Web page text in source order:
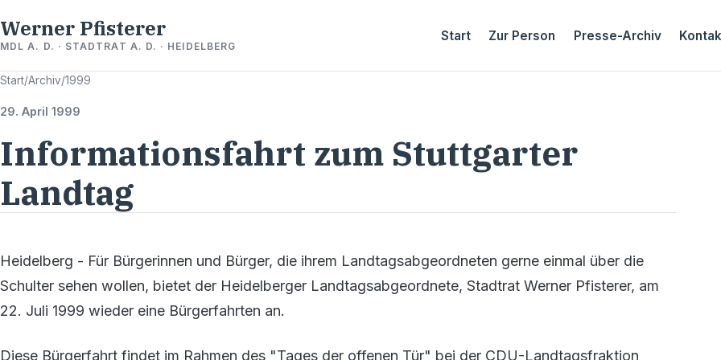
Werner Pfisterer
MDL A. D. · STADTRAT A. D. · HEIDELBERG
Start Zur Person Presse-Archiv
Start/Archiv/1999
29. April 1999
Informationsfahrt zum Stuttgarter
Landtag
Heidelberg - Für Bürgerinnen und Bürger, die ihrem Landtagsabgeordneten gerne einmal über die
Schulter sehen wollen, bietet der Heidelberger Landtagsabgeordnete, Stadtrat Werner Pfisterer, am
22. Juli 1999 wieder eine Bürgerfahrten an.
Diese Bürgerfahrt findet im Rahmen des "Tages der offenen Tür" bei der CDU-Landtagsfraktion